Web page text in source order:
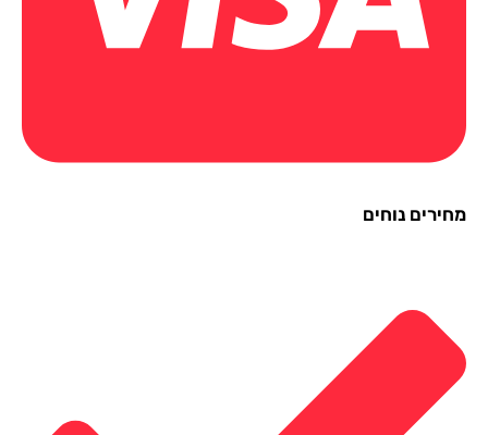
נוחים